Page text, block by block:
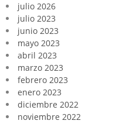
julio 2026
julio 2023
junio 2023
mayo 2023
abril 2023
marzo 2023
febrero 2023
enero 2023
diciembre 2022
noviembre 2022